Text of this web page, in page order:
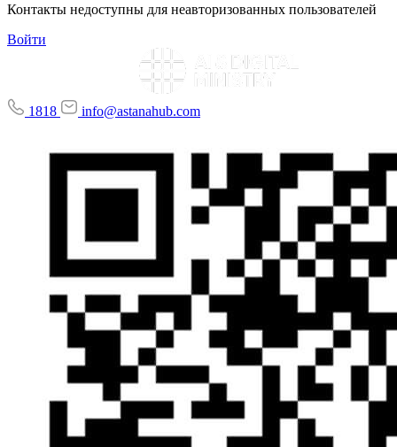
Контакты недоступны для неавторизованных пользователей
Войти
1818 info@astanahub.com